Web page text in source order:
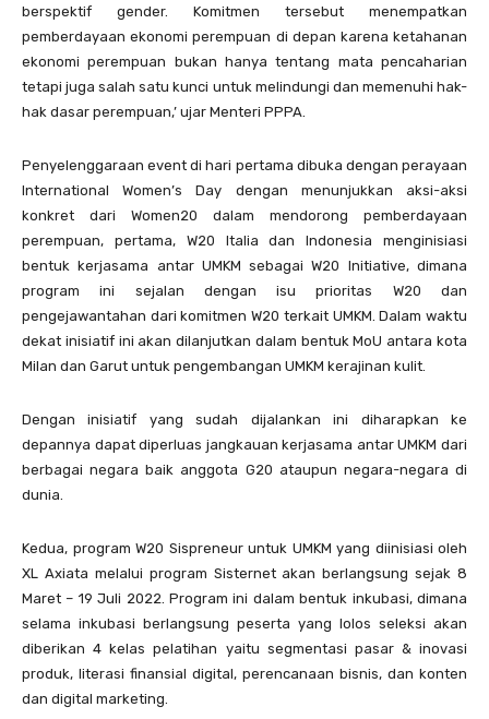
berspektif gender. Komitmen tersebut menempatkan
pemberdayaan ekonomi perempuan di depan karena ketahanan
ekonomi perempuan bukan hanya tentang mata pencaharian
tetapi juga salah satu kunci untuk melindungi dan memenuhi hak-
hak dasar perempuan,’ ujar Menteri PPPA.
Penyelenggaraan event di hari pertama dibuka dengan perayaan
International Women’s Day dengan menunjukkan aksi-aksi
konkret dari Women20 dalam mendorong pemberdayaan
perempuan, pertama, W20 Italia dan Indonesia menginisiasi
bentuk kerjasama antar UMKM sebagai W20 Initiative, dimana
program ini sejalan dengan isu prioritas W20 dan
pengejawantahan dari komitmen W20 terkait UMKM. Dalam waktu
dekat inisiatif ini akan dilanjutkan dalam bentuk MoU antara kota
Milan dan Garut untuk pengembangan UMKM kerajinan kulit.
Dengan inisiatif yang sudah dijalankan ini diharapkan ke
depannya dapat diperluas jangkauan kerjasama antar UMKM dari
berbagai negara baik anggota G20 ataupun negara-negara di
dunia.
Kedua, program W20 Sispreneur untuk UMKM yang diinisiasi oleh
XL Axiata melalui program Sisternet akan berlangsung sejak 8
Maret – 19 Juli 2022. Program ini dalam bentuk inkubasi, dimana
selama inkubasi berlangsung peserta yang lolos seleksi akan
diberikan 4 kelas pelatihan yaitu segmentasi pasar & inovasi
produk, literasi finansial digital, perencanaan bisnis, dan konten
dan digital marketing.